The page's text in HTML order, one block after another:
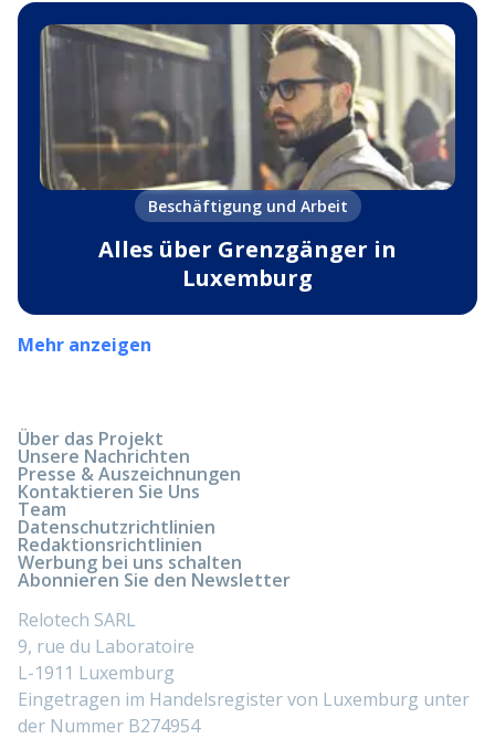
Beschäftigung und Arbeit
Alles über Grenzgänger in
Luxemburg
Mehr anzeigen
Über das Projekt
Unsere Nachrichten
Presse & Auszeichnungen
Kontaktieren Sie Uns
Team
Datenschutzrichtlinien
Redaktionsrichtlinien
Werbung bei uns schalten
Abonnieren Sie den Newsletter
Relotech SARL
9, rue du Laboratoire
L-1911 Luxemburg
Eingetragen im Handelsregister von Luxemburg unter
der Nummer B274954